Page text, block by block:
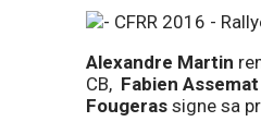
Alexandre Martin
CB, Fabien Assemat
Fougeras signe sa